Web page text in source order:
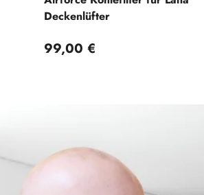
Deckenlüfter
Normaler Preis
99,00 €